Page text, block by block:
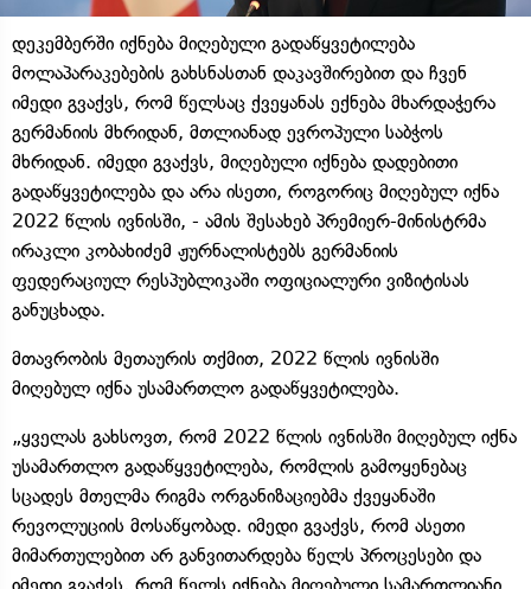
დეკემბერში იქნება მიღებული გადაწყვეტილება
მოლაპარაკებების გახსნასთან დაკავშირებით და ჩვენ
იმედი გვაქვს, რომ წელსაც ქვეყანას ექნება მხარდაჭერა
გერმანიის მხრიდან, მთლიანად ევროპული საბჭოს
მხრიდან. იმედი გვაქვს, მიღებული იქნება დადებითი
გადაწყვეტილება და არა ისეთი, როგორიც მიღებულ იქნა
2022 წლის ივნისში, - ამის შესახებ პრემიერ-მინისტრმა
ირაკლი კობახიძემ ჟურნალისტებს გერმანიის
ფედერაციულ რესპუბლიკაში ოფიციალური ვიზიტისას
განუცხადა.
მთავრობის მეთაურის თქმით, 2022 წლის ივნისში
მიღებულ იქნა უსამართლო გადაწყვეტილება.
„ყველას გახსოვთ, რომ 2022 წლის ივნისში მიღებულ იქნა
უსამართლო გადაწყვეტილება, რომლის გამოყენებაც
სცადეს მთელმა რიგმა ორგანიზაციებმა ქვეყანაში
რევოლუციის მოსაწყობად. იმედი გვაქვს, რომ ასეთი
მიმართულებით არ განვითარდება წელს პროცესები და